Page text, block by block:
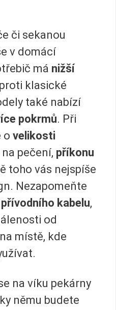
či sekanou
v domácí
má nižší
klasické
také nabízí
pokrmů. Při
o velikosti
na pečení, příkonu
toho vás nejspíše
Nezapomeňte
kabelu,
od
místě, kde
na víku pekárny
němu budete